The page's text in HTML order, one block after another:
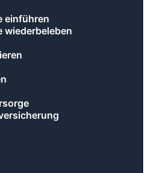
einführen
wiederbeleben